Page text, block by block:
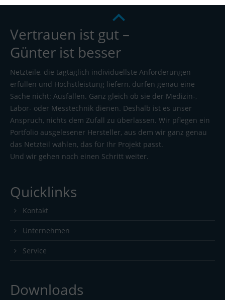
Vertrauen ist gut –
Günter ist besser
Netzteile, die tagtäglich individuellste Anforderungen
erfüllen und Höchstleistung liefern, dürfen genau eine
Sache nicht: Ausfallen. Ganz gleich ob sie der Medizin-,
Labor- oder Messtechnik dienen. Deshalb ist es unser
Anspruch, nichts dem Zufall zu überlassen. Wir pflegen ein
Portfolio ausgelesener Hersteller, aus dem wir ganz genau
das Netzteil wählen, das für Ihr Projekt passt.
Und wir gehen noch einen Schritt weiter.
Quicklinks
Kontakt
Unternehmen
Service
Downloads